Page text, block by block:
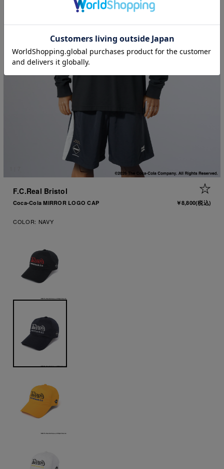
F.C.Real Bristol
Coca-Cola MIRROR LOGO CAP ￥8,800(税込)
COLOR: NAVY